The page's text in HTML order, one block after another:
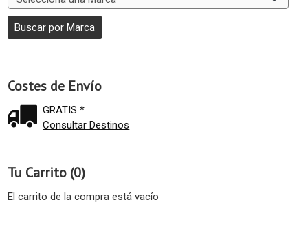
Costes de Envío
GRATIS *
Consultar Destinos
Tu Carrito (0)
El carrito de la compra está vacío